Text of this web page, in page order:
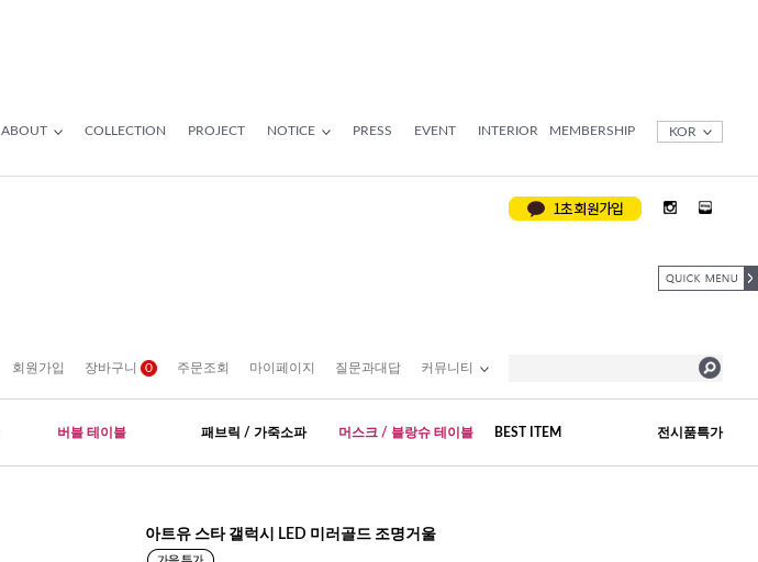
ABOUT COLLECTION PROJECT NOTICE PRESS EVENT INTERIOR MEMBERSHIP KOR
회원가입 장바구니 0 주문조회 마이페이지 질문과대답 커뮤니티
버블 테이블 패브릭 / 가죽소파 머스크 / 블랑슈 테이블 BEST ITEM 전시품특가
아트유 스타 갤럭시 LED 미러골드 조명거울